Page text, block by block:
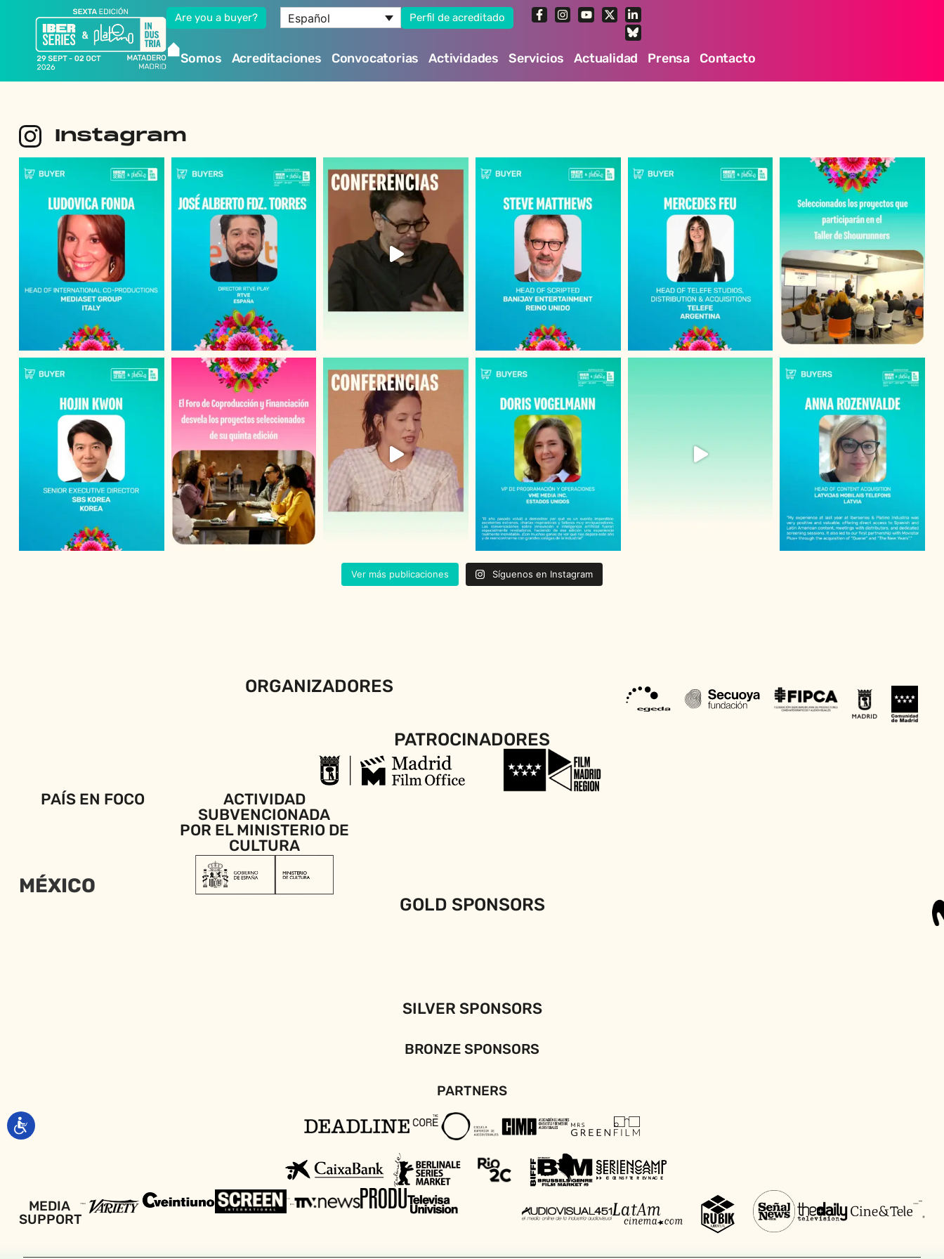
Are you a buyer? Español Perfil de acreditado
Somos Acreditaciones Convocatorias Actividades Servicios Actualidad Prensa Contacto
Instagram
Ver más publicaciones Síguenos en Instagram
ORGANIZADORES
PATROCINADORES
PAÍS EN FOCO
MÉXICO
ACTIVIDAD
SUBVENCIONADA
POR EL MINISTERIO DE
CULTURA
GOLD SPONSORS
SILVER SPONSORS
BRONZE SPONSORS
PARTNERS
MEDIA
SUPPORT